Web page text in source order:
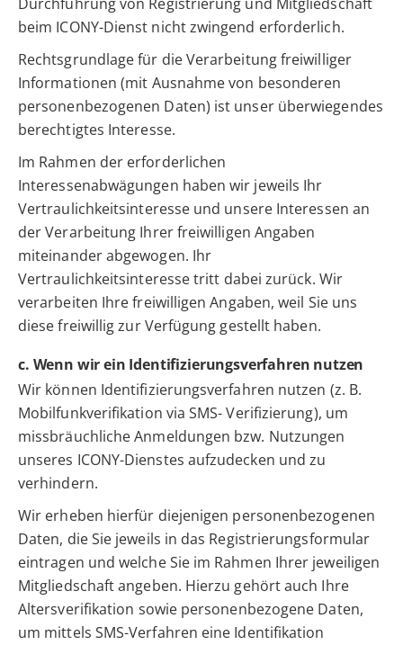
beim ICONY-Dienst nicht zwingend erforderlich.
Rechtsgrundlage für die Verarbeitung freiwilliger
Informationen (mit Ausnahme von besonderen
personenbezogenen Daten) ist unser überwiegendes
berechtigtes Interesse.
Im Rahmen der erforderlichen
Interessenabwägungen haben wir jeweils Ihr
Vertraulichkeitsinteresse und unsere Interessen an
der Verarbeitung Ihrer freiwilligen Angaben
miteinander abgewogen. Ihr
Vertraulichkeitsinteresse tritt dabei zurück. Wir
verarbeiten Ihre freiwilligen Angaben, weil Sie uns
diese freiwillig zur Verfügung gestellt haben.
c. Wenn wir ein Identifizierungsverfahren nutzen
Wir können Identifizierungsverfahren nutzen (z. B.
Mobilfunkverifikation via SMS- Verifizierung), um
missbräuchliche Anmeldungen bzw. Nutzungen
unseres ICONY-Dienstes aufzudecken und zu
verhindern.
Wir erheben hierfür diejenigen personenbezogenen
Daten, die Sie jeweils in das Registrierungsformular
eintragen und welche Sie im Rahmen Ihrer jeweiligen
Mitgliedschaft angeben. Hierzu gehört auch Ihre
Altersverifikation sowie personenbezogene Daten,
um mittels SMS-Verfahren eine Identifikation